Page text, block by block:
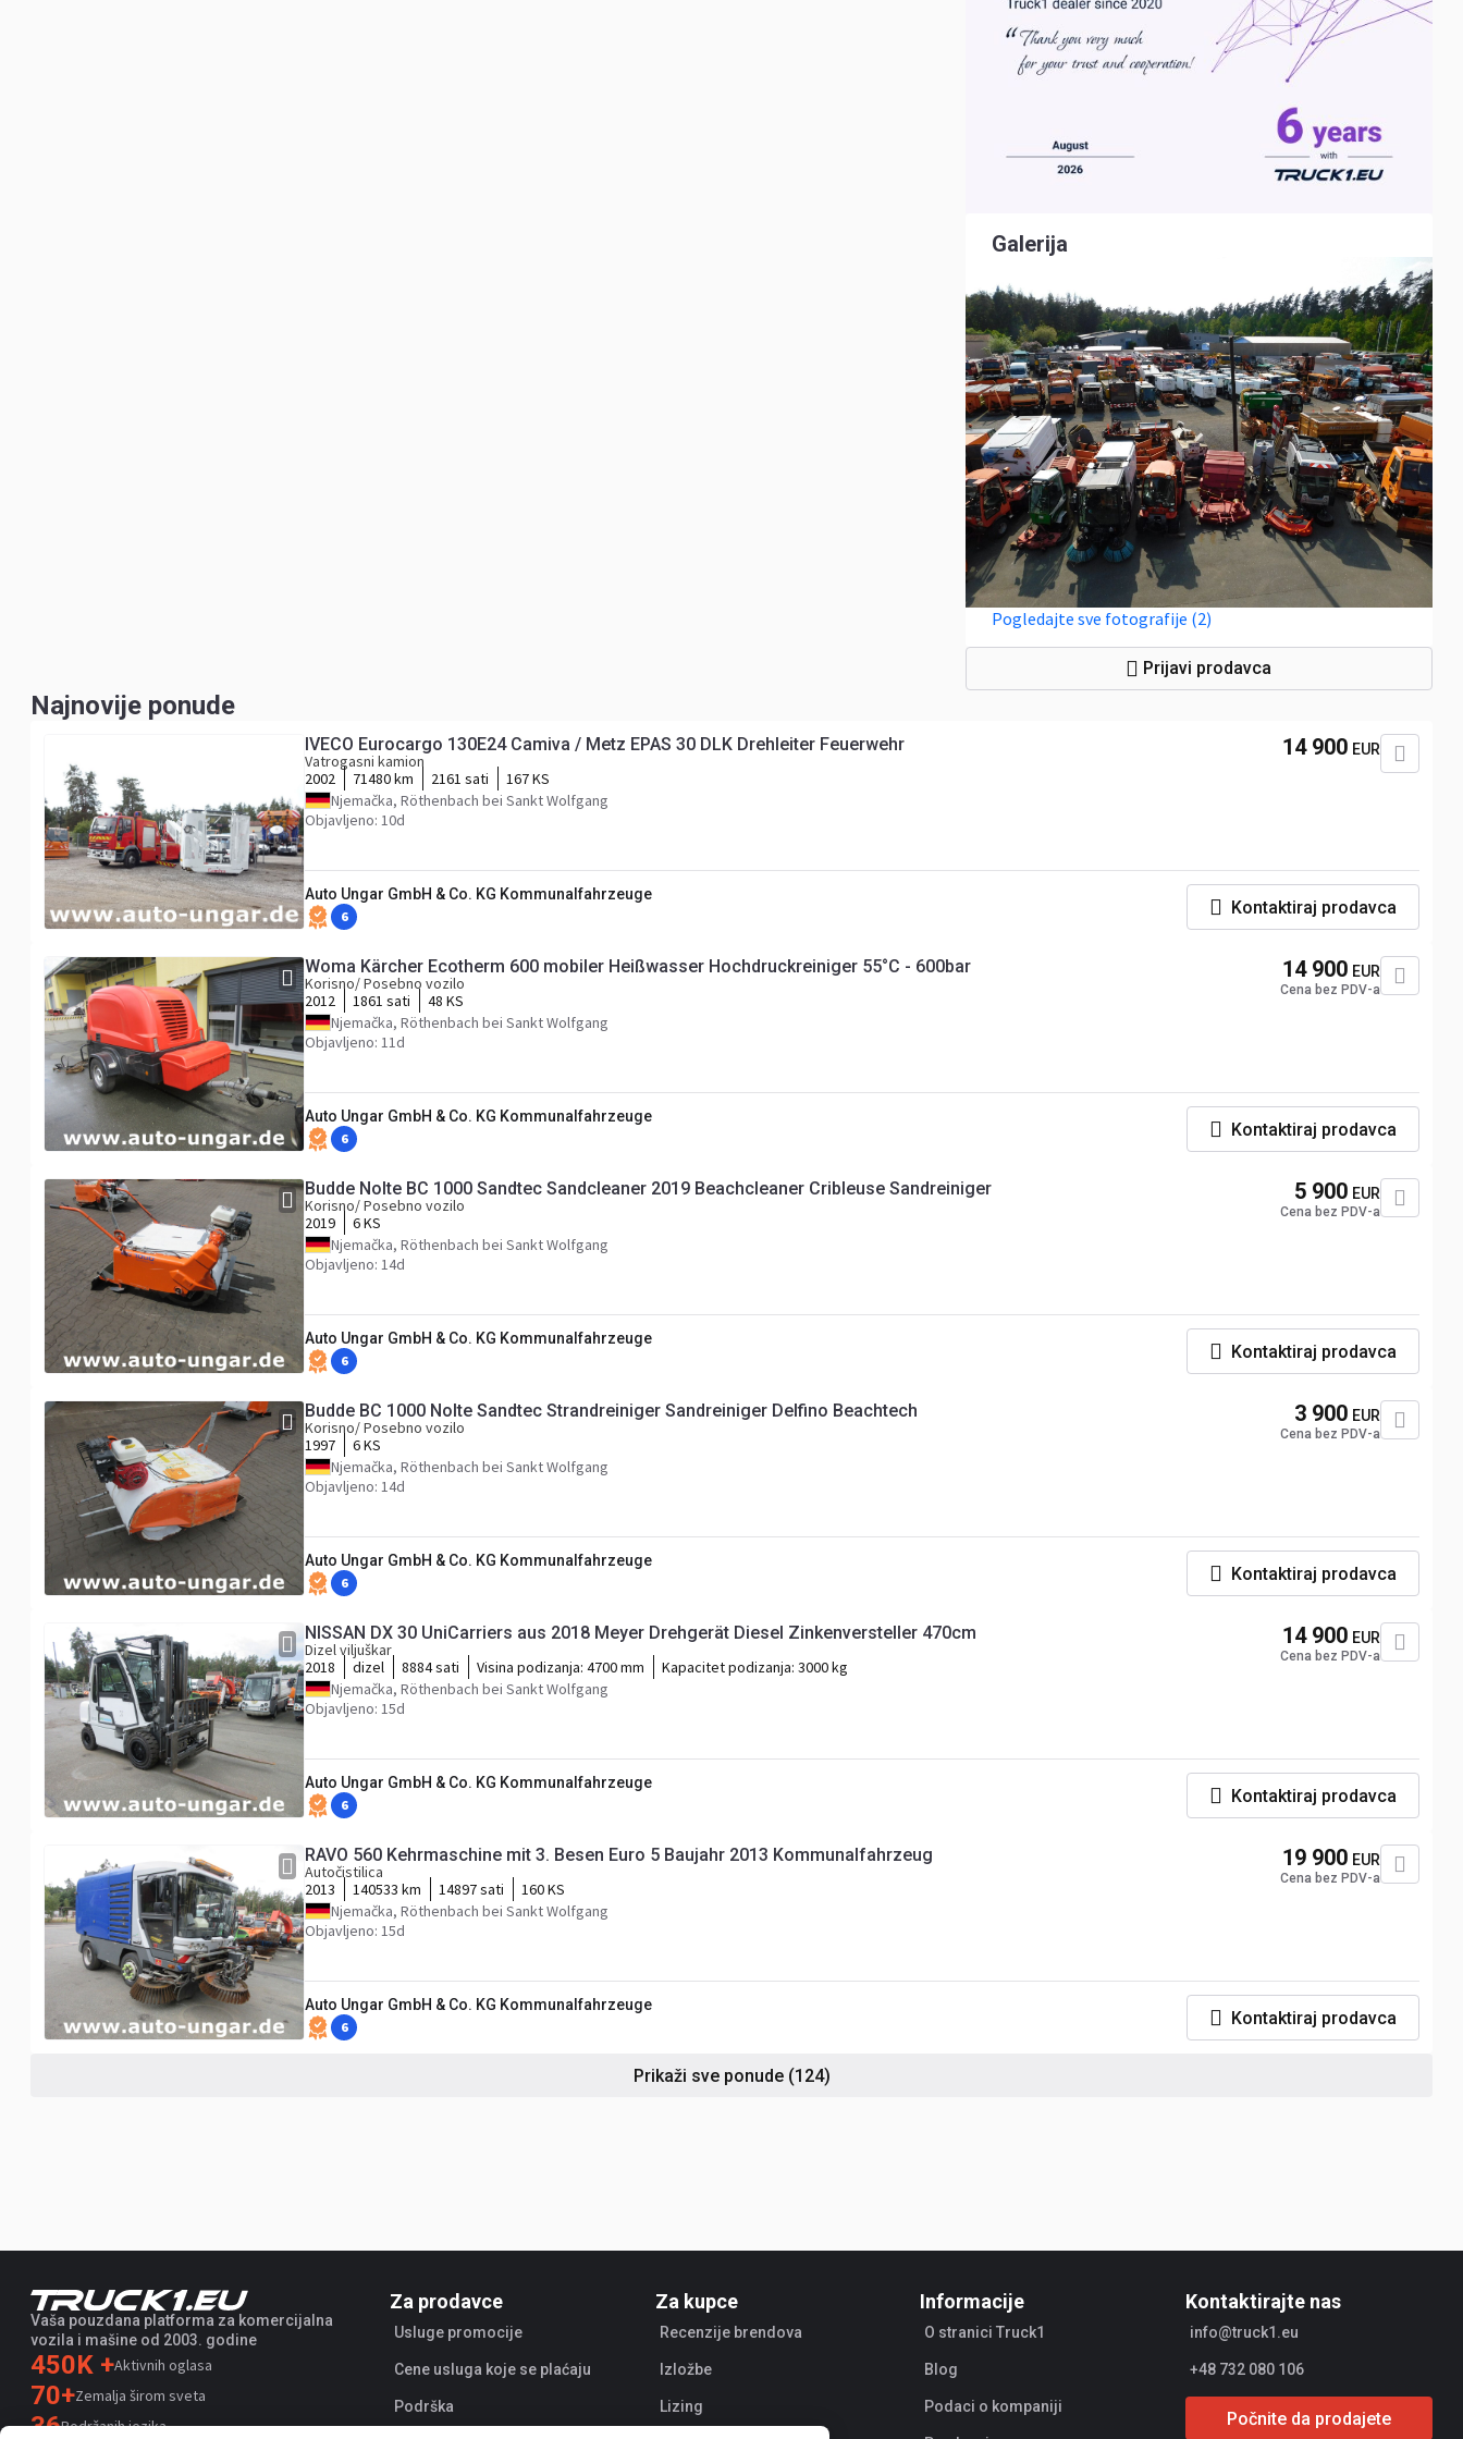
Galerija
Pogledajte sve fotografije (2)
Prijavi prodavca
Najnovije ponude
IVECO Eurocargo 130E24 Camiva / Metz EPAS 30 DLK Drehleiter Feuerwehr
Vatrogasni kamion
2002
71480 km 2161 sati
167 KS
Njemačka, Röthenbach bei Sankt Wolfgang
Objavljeno: 10d
14 900 EUR
Auto Ungar GmbH & Co. KG Kommunalfahrzeuge
6 Kontaktiraj prodavca
Woma Kärcher Ecotherm 600 mobiler Heißwasser Hochdruckreiniger 55°C - 600bar
Korisno/ Posebno vozilo
2012
1861 sati
48 KS
Njemačka, Röthenbach bei Sankt Wolfgang
Objavljeno: 11d
14 900 EUR
Cena bez PDV-a
Auto Ungar GmbH & Co. KG Kommunalfahrzeuge
6 Kontaktiraj prodavca
Budde Nolte BC 1000 Sandtec Sandcleaner 2019 Beachcleaner Cribleuse Sandreiniger
Korisno/ Posebno vozilo
2019
6 KS
Njemačka, Röthenbach bei Sankt Wolfgang
Objavljeno: 14d
5 900 EUR
Cena bez PDV-a
Auto Ungar GmbH & Co. KG Kommunalfahrzeuge
6 Kontaktiraj prodavca
Budde BC 1000 Nolte Sandtec Strandreiniger Sandreiniger Delfino Beachtech
Korisno/ Posebno vozilo
1997
6 KS
Njemačka, Röthenbach bei Sankt Wolfgang
Objavljeno: 14d
3 900 EUR
Cena bez PDV-a
Auto Ungar GmbH & Co. KG Kommunalfahrzeuge
6 Kontaktiraj prodavca
NISSAN DX 30 UniCarriers aus 2018 Meyer Drehgerät Diesel Zinkenversteller 470cm
Dizel viljuškar
2018
dizel 8884 sati Visina podizanja: 4700 mm Kapacitet podizanja: 3000 kg
Njemačka, Röthenbach bei Sankt Wolfgang
Objavljeno: 15d
14 900 EUR
Cena bez PDV-a
Auto Ungar GmbH & Co. KG Kommunalfahrzeuge
6 Kontaktiraj prodavca
RAVO 560 Kehrmaschine mit 3. Besen Euro 5 Baujahr 2013 Kommunalfahrzeug
Autočistilica
2013
140533 km 14897 sati
160 KS
Njemačka, Röthenbach bei Sankt Wolfgang
Objavljeno: 15d
19 900 EUR
Cena bez PDV-a
Auto Ungar GmbH & Co. KG Kommunalfahrzeuge
6 Kontaktiraj prodavca
Prikaži sve ponude (124)
Vaša pouzdana platforma za komercijalna
vozila i mašine od 2003. godine
450K +Aktivnih oglasa
70+Zemalja širom sveta
36Podržanih jezika
Za prodavce
Usluge promocije
Cene usluga koje se plaćaju
Podrška
Za kupce
Recenzije brendova
Izložbe
Lizing
Informacije
O stranici Truck1
Blog
Podaci o kompaniji
Kontaktirajte nas
info@truck1.eu
+48 732 080 106
Počnite da prodajete